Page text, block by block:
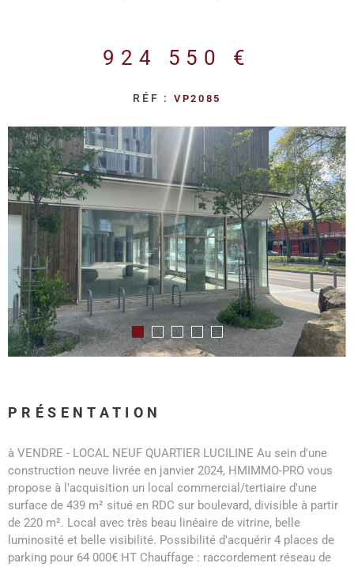
924 550 €
RÉF :VP2085
PRÉSENTATION
à VENDRE - LOCAL NEUF QUARTIER LUCILINE Au sein d'une
construction neuve livrée en janvier 2024, HMIMMO-PRO vous
propose à l'acquisition un local commercial/tertiaire d'une
surface de 439 m² situé en RDC sur boulevard, divisible à partir
de 220 m². Local avec très beau linéaire de vitrine, belle
luminosité et belle visibilité. Possibilité d'acquérir 4 places de
parking pour 64 000€ HT Chauffage : raccordement réseau de